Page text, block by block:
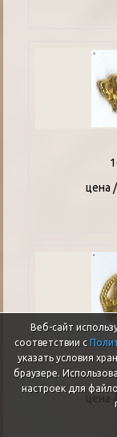
цена
цена
Веб-сайт
соответствии с
указать условия
браузере.
настроек для